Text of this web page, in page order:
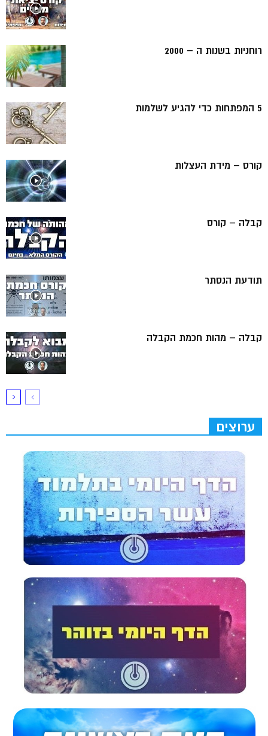
רוחניות בשנות ה – 2000
5 המפתחות כדי להגיע לשלמות
קורס – מידת העצלות
קבלה – קורס
תודעת הנסתר
קבלה – מהות חכמת הקבלה
ערוצים